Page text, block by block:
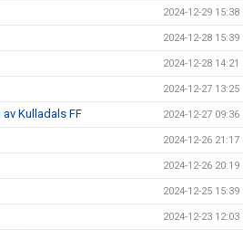
2024-12-29 15:38
2024-12-28 15:39
2024-12-28 14:21
2024-12-27 13:25
Kulladals FF 2024-12-27 09:36
2024-12-26 21:17
2024-12-26 20:19
2024-12-25 15:39
2024-12-23 12:03